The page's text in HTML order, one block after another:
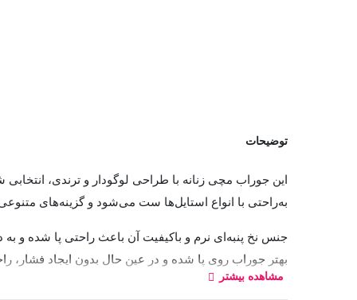
توضیحات
به‌راحتی با انواع استایل‌ها ست می‌شود و گزینه‌های
جنس نخ پنبه‌ای نرم و باکیفیت آن باعث راحتی پا شده و
بهتر جوراب روی پا شده و در عین حال بدون ایجاد فشار،
مشاهده بیشتر